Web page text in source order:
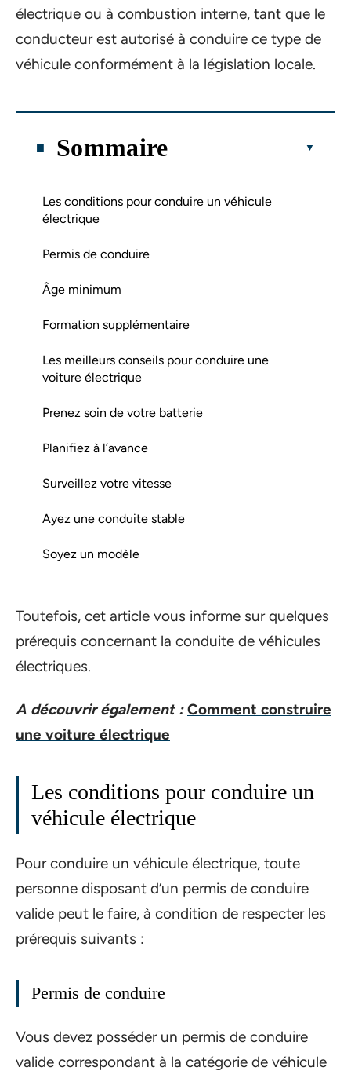
électrique ou à combustion interne, tant que le
conducteur est autorisé à conduire ce type de
véhicule conformément à la législation locale.
Sommaire
Les conditions pour conduire un véhicule
électrique
Permis de conduire
Âge minimum
Formation supplémentaire
Les meilleurs conseils pour conduire une
voiture électrique
Prenez soin de votre batterie
Planifiez à l’avance
Surveillez votre vitesse
Ayez une conduite stable
Soyez un modèle
Toutefois, cet article vous informe sur quelques
prérequis concernant la conduite de véhicules
électriques.
A découvrir également : Comment construire
une voiture électrique
Les conditions pour conduire un
véhicule électrique
Pour conduire un véhicule électrique, toute
personne disposant d’un permis de conduire
valide peut le faire, à condition de respecter les
prérequis suivants :
Permis de conduire
Vous devez posséder un permis de conduire
valide correspondant à la catégorie de véhicule